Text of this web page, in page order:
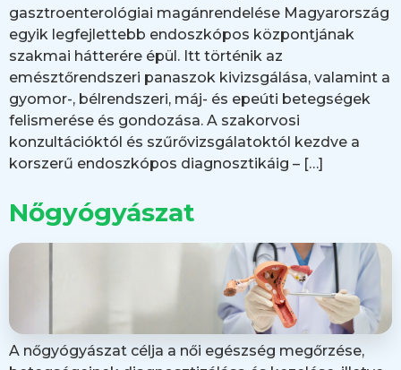
gasztroenterológiai magánrendelése Magyarország
egyik legfejlettebb endoszkópos központjának
szakmai hátterére épül. Itt történik az
emésztőrendszeri panaszok kivizsgálása, valamint a
gyomor-, bélrendszeri, máj- és epeúti betegségek
felismerése és gondozása. A szakorvosi
konzultációktól és szűrővizsgálatoktól kezdve a
korszerű endoszkópos diagnosztikáig – […]
Nőgyógyászat
A nőgyógyászat célja a női egészség megőrzése,